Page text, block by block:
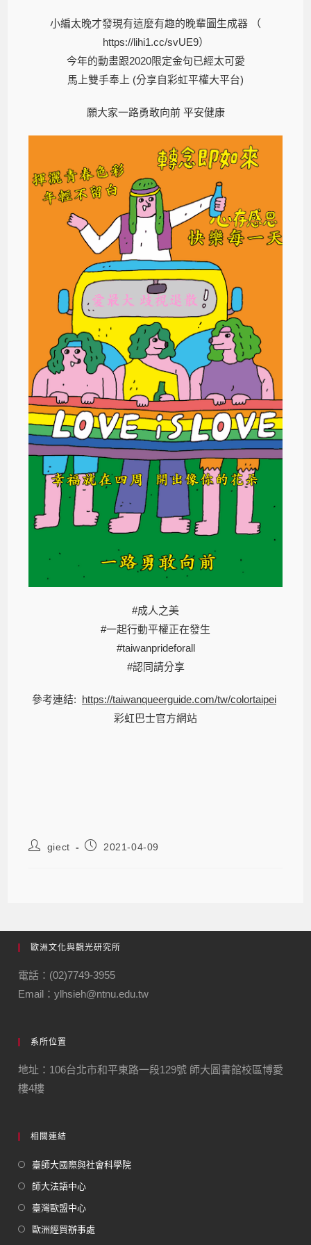
小編太晚才發現有這麼有趣的晚輩圖生成器 （
https://lihi1.cc/svUE9）
今年的動畫跟2020限定金句已經太可愛
馬上雙手奉上 (分享自彩虹平權大平台)
願大家一路勇敢向前 平安健康
#成人之美
#一起行動平權正在發生
#taiwanprideforall
#認同請分享
參考連結: https://taiwanqueerguide.com/tw/colortaipei
彩虹巴士官方網站
giect 2021-04-09
歐洲文化與觀光研究所
電話：(02)7749-3955
Email：ylhsieh@ntnu.edu.tw
系所位置
地址：106台北市和平東路一段129號 師大圖書館校區博愛
樓4樓
相關連結
臺師大國際與社會科學院
師大法語中心
臺灣歐盟中心
歐洲經貿辦事處